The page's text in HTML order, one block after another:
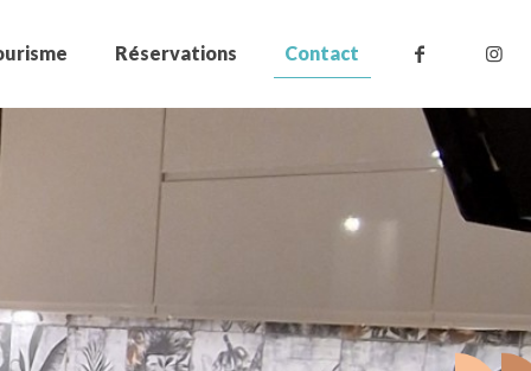
Réservations Contact